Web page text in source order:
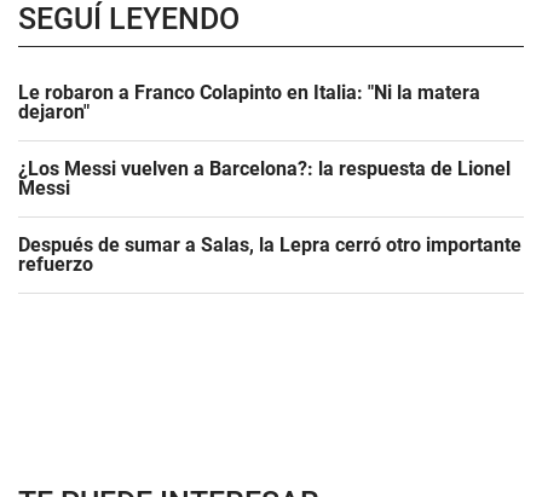
SEGUÍ LEYENDO
Le robaron a Franco Colapinto en Italia: "Ni la matera
dejaron"
¿Los Messi vuelven a Barcelona?: la respuesta de Lionel
Messi
Después de sumar a Salas, la Lepra cerró otro importante
refuerzo